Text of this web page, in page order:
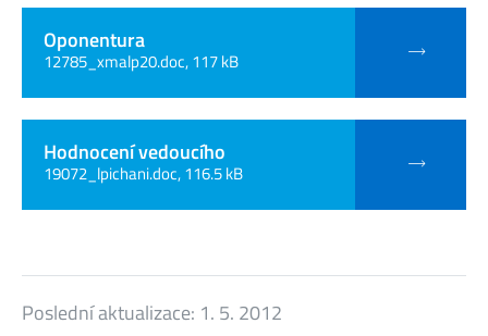
Oponentura
12785_xmalp20.doc, 117 kB
Hodnocení vedoucího
19072_lpichani.doc, 116.5 kB
Poslední aktualizace: 1. 5. 2012